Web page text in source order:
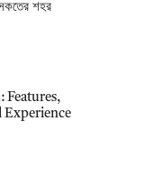
শহর
Features,
Experience